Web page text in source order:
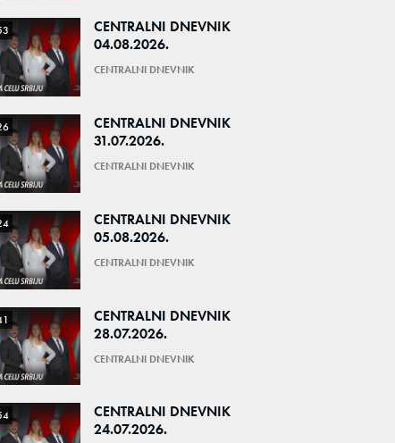
CENTRALNI DNEVNIK
04.08.2026.
CENTRALNI DNEVNIK
CENTRALNI DNEVNIK
31.07.2026.
CENTRALNI DNEVNIK
CENTRALNI DNEVNIK
05.08.2026.
CENTRALNI DNEVNIK
CENTRALNI DNEVNIK
28.07.2026.
CENTRALNI DNEVNIK
CENTRALNI DNEVNIK
24.07.2026.